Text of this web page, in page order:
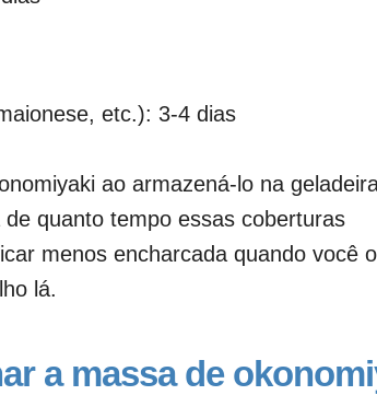
etc.): 3-4 dias
ao armazená-lo na
quanto tempo essas coberturas
menos encharcada quando você
lá.
a massa de